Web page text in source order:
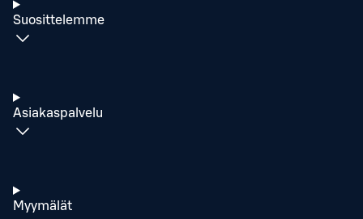
Suosittelemme
Asiakaspalvelu
Myymälät